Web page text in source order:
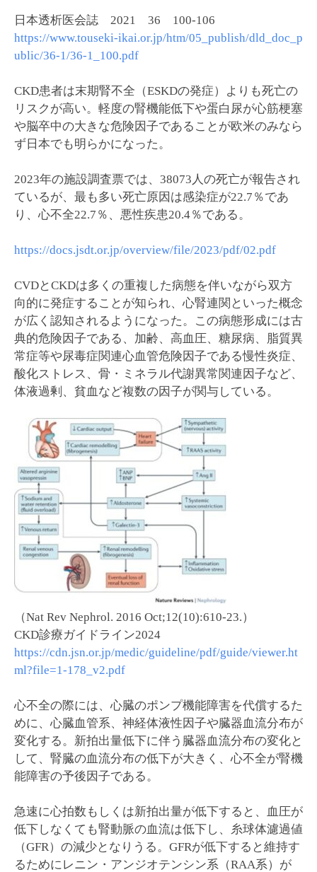
日本透析医会誌 2021 36 100-106
https://www.touseki-ikai.or.jp/htm/05_publish/dld_doc_p
ublic/36-1/36-1_100.pdf
CKD患者は末期腎不全（ESKDの発症）よりも死亡の
リスクが高い。軽度の腎機能低下や蛋白尿が心筋梗塞
や脳卒中の大きな危険因子であることが欧米のみなら
ず日本でも明らかになった。
2023年の施設調査票では、38073人の死亡が報告され
ているが、最も多い死亡原因は感染症が22.7％であ
り、心不全22.7％、悪性疾患20.4％である。
https://docs.jsdt.or.jp/overview/file/2023/pdf/02.pdf
CVDとCKDは多くの重複した病態を伴いながら双方
向的に発症することが知られ、心腎連関といった概念
が広く認知されるようになった。この病態形成には古
典的危険因子である、加齢、高血圧、糖尿病、脂質異
常症等や尿毒症関連心血管危険因子である慢性炎症、
酸化ストレス、骨・ミネラル代謝異常関連因子など、
体液過剰、貧血など複数の因子が関与している。
（Nat Rev Nephrol. 2016 Oct;12(10):610-23.）
CKD診療ガイドライン2024
https://cdn.jsn.or.jp/medic/guideline/pdf/guide/viewer.ht
ml?file=1-178_v2.pdf
心不全の際には、心臓のポンプ機能障害を代償するた
めに、心臓血管系、神経体液性因子や臓器血流分布が
変化する。新拍出量低下に伴う臓器血流分布の変化と
して、腎臓の血流分布の低下が大きく、心不全が腎機
能障害の予後因子である。
急速に心拍数もしくは新拍出量が低下すると、血圧が
低下しなくても腎動脈の血流は低下し、糸球体濾過値
（GFR）の減少となりうる。GFRが低下すると維持す
るためにレニン・アンジオテンシン系（RAA系）が